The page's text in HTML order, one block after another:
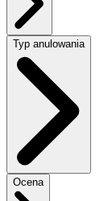
Typ anulowania
Ocena